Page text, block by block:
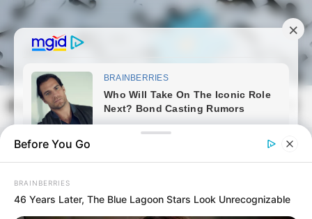
Skip
to
content
Magyarmozaik.com
Before You Go
BRAINBERRIES
46 Years Later, The Blue Lagoon Stars Look Unrecognizable